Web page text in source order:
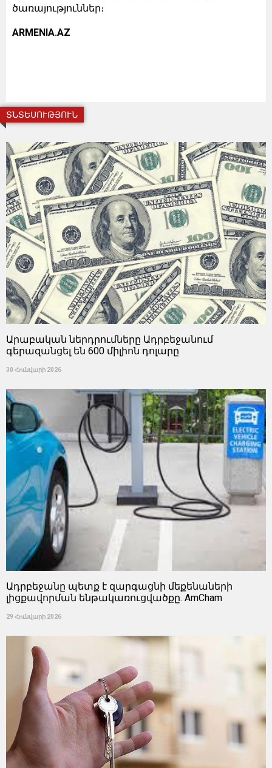
ծառայություններ։
ARMENIA.AZ
ՏՆՏԵՍՈՒԹՅՈՒՆ
Արաբական ներդրումները Ադրբեջանում
գերազանցել են 600 միլիոն դոլարը
30 Հունվարի 2026
Ադրբեջանը պետք է զարգացնի մեքենաների
լիցքավորման ենթակառուցվածքը. AmCham
29 Հունվարի 2026